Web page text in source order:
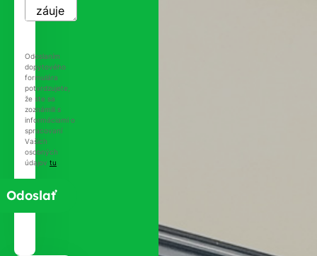
Odoslaním
dopytového
formulára
potvrdzujete,
že ste sa
zoznámili s
informáciami o
spracovaní
Vašich
osobných
údajov tu